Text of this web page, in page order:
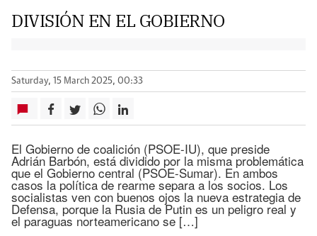
DIVISIÓN EN EL GOBIERNO
Saturday, 15 March 2025, 00:33
El Gobierno de coalición (PSOE-IU), que preside
Adrián Barbón, está dividido por la misma problemática
que el Gobierno central (PSOE-Sumar). En ambos
casos la política de rearme separa a los socios. Los
socialistas ven con buenos ojos la nueva estrategia de
Defensa, porque la Rusia de Putin es un peligro real y
el paraguas norteamericano se […]